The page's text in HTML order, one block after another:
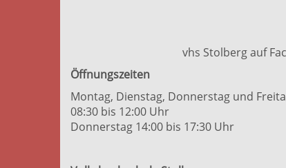
vhs Stolberg auf
Öffnungszeiten
Montag, Dienstag, Donnerstag und
08:30 bis 12:00 Uhr
Donnerstag 14:00 bis 17:30 Uhr